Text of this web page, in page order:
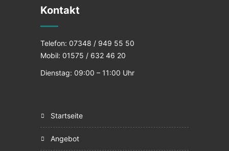
Kontakt
Telefon: 07348 / 949 55 50
Mobil: 01575 / 632 46 20
Dienstag: 09:00 – 11:00 Uhr
startseite
angebot